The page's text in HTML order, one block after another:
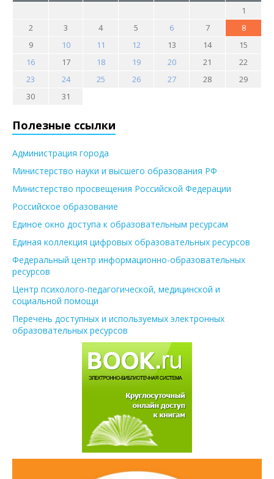
1
2
3 4 5 6 7
8
9
10 11 12 13 14
15
16
17 18 19 20 21
22
23
24 25 26 27 28
29
30
31
Полезные ссылки
Администрация города
Министерство науки и высшего образования РФ
Министерство просвещения Российской Федерации
Российское образование
Единое окно доступа к образовательным ресурсам
Единая коллекция цифровых образовательных ресурсов
Федеральный центр информационно-образовательных
ресурсов
Центр психолого-педагогической, медицинской и
социальной помощи
Перечень доступных и используемых электронных
образовательных ресурсов